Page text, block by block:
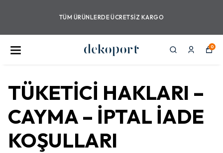
0
TÜKETİCİ HAKLARI –
CAYMA – İPTAL İADE
KOŞULLARI